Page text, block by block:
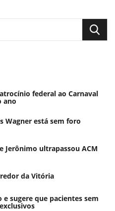
federal ao Carnaval
ano
Wagner está sem foro
Jerônimo ultrapassou ACM
da Vitória
e sugere que pacientes sem